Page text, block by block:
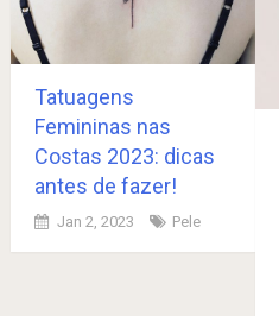
Tatuagens
Femininas nas
Costas 2023: dicas
antes de fazer!
Jan 2, 2023 Pele